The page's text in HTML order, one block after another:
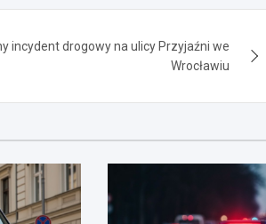
incydent drogowy na ulicy Przyjaźni we
Wrocławiu